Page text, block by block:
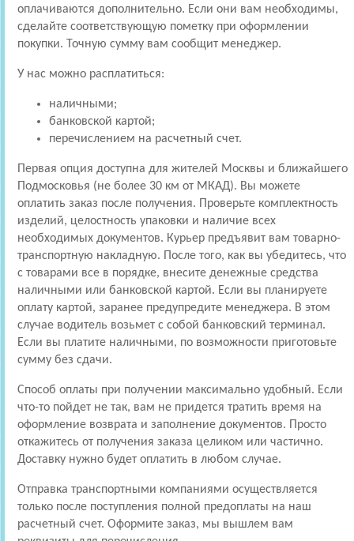
оплачиваются дополнительно. Если они вам необходимы,
сделайте соответствующую пометку при оформлении
покупки. Точную сумму вам сообщит менеджер.
У нас можно расплатиться:
наличными;
банковской картой;
перечислением на расчетный счет.
Первая опция доступна для жителей Москвы и ближайшего
Подмосковья (не более 30 км от МКАД). Вы можете
оплатить заказ после получения. Проверьте комплектность
изделий, целостность упаковки и наличие всех
необходимых документов. Курьер предъявит вам товарно-
транспортную накладную. После того, как вы убедитесь, что
с товарами все в порядке, внесите денежные средства
наличными или банковской картой. Если вы планируете
оплату картой, заранее предупредите менеджера. В этом
случае водитель возьмет с собой банковский терминал.
Если вы платите наличными, по возможности приготовьте
сумму без сдачи.
Способ оплаты при получении максимально удобный. Если
что-то пойдет не так, вам не придется тратить время на
оформление возврата и заполнение документов. Просто
откажитесь от получения заказа целиком или частично.
Доставку нужно будет оплатить в любом случае.
Отправка транспортными компаниями осуществляется
только после поступления полной предоплаты на наш
расчетный счет. Оформите заказ, мы вышлем вам